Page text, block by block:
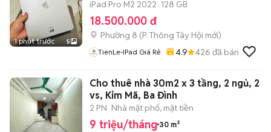
1 phút trước 5
iPad Pro M2 2022 128 GB
18.500.000 đ
Phường 8 (P. Thông Tây Hội mới)
TienLe-IPad Giá Rẻ 4.9 426 đã bán
Cho thuê nhà 30m2 x 3 tầng, 2 ngủ, 2
vs, Kim Mã, Ba Đình
2 PN Nhà mặt phố, mặt tiền
9 triệu/tháng 30 m²